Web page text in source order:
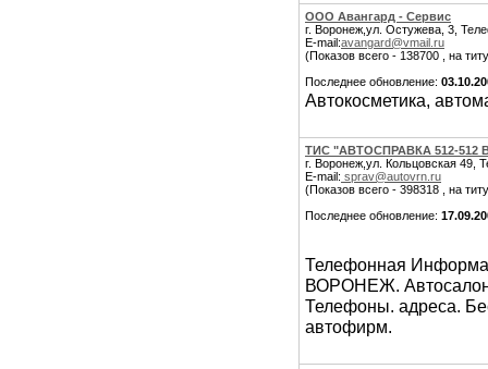
ООО Авангард - Сервис
г. Воронеж,ул. Остужева, 3,
E-mail:avangard@vmail.ru
(Показов всего - 138700 , на
Последнее обновление:
Автокосметика,
ТИС "АВТОСПРАВКА 512-512
г. Воронеж,ул. Кольцовская 49,
E-mail: sprav@autovrn.ru
(Показов всего - 398318 , на
Последнее обновление:
Телефонная
ВОРОНЕЖ.
Телефоны. адреса.
автофирм.